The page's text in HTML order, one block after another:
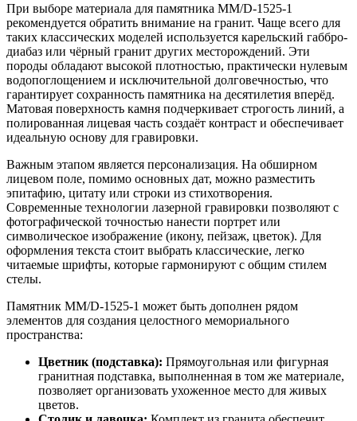
При выборе материала для памятника ММ/D-1525-1
рекомендуется обратить внимание на гранит. Чаще всего для
таких классических моделей используется карельский габбро-
диабаз или чёрный гранит других месторождений. Эти
породы обладают высокой плотностью, практически нулевым
водопоглощением и исключительной долговечностью, что
гарантирует сохранность памятника на десятилетия вперёд.
Матовая поверхность камня подчеркивает строгость линий, а
полированная лицевая часть создаёт контраст и обеспечивает
идеальную основу для гравировки.
Важным этапом является персонализация. На обширном
лицевом поле, помимо основных дат, можно разместить
эпитафию, цитату или строки из стихотворения.
Современные технологии лазерной гравировки позволяют с
фотографической точностью нанести портрет или
символическое изображение (икону, пейзаж, цветок). Для
оформления текста стоит выбрать классические, легко
читаемые шрифты, которые гармонируют с общим стилем
стелы.
Памятник ММ/D-1525-1 может быть дополнен рядом
элементов для создания целостного мемориального
пространства:
Цветник (подставка): Прямоугольная или фигурная
гранитная подставка, выполненная в том же материале,
позволяет организовать ухоженное место для живых
цветов.